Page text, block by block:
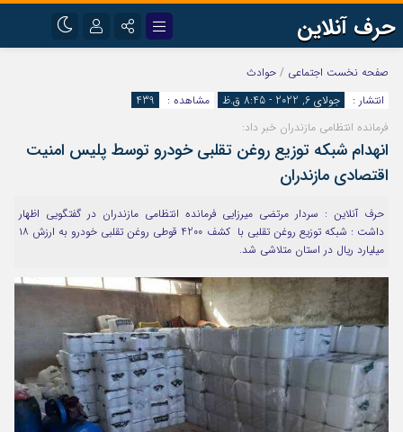
حرف آنلاین
اینستاگرام
آپارات
رمز عبور
مرا به خاطر بسپار
صفحه نخست اجتماعی / حوادث
انتشار :
جولای 6, 2022 - 8:45 ق.ظ مشاهده :
439
فرمانده انتظامی مازندران خبر داد:
انهدام شبکه توزیع روغن تقلبی خودرو توسط پلیس امنیت
اقتصادی مازندران
حرف آنلاین : سردار مرتضی میرزایی فرمانده انتظامی مازندران در گفتگویی اظهار
داشت : شبکه توزیع روغن‌ تقلبی با کشف 4200 قوطی روغن تقلبی خودرو به ارزش ۱۸
میلیارد ریال در استان متلاشی شد.